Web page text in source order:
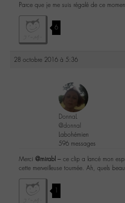
Parce que je me suis régalé de ce
6
28 octobre 2016 à 5:36
DonnaL
@donnal
Labohémien
596 messages
Merci @mirabl – ce clip a lancé mon
cette merveilleuse tournée. Ah, quels
1